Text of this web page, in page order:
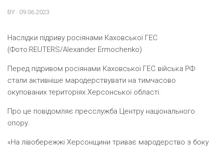
BY · 09.06.2023
Наслідки підриву росіянами Каховської ГЕС
(Фото:REUTERS/Alexander Ermochenko)
Перед підривом росіянами Каховської ГЕС війська РФ
стали активніше мародерствувати на тимчасово
окупованих територіях Херсонської області.
Про це повідомляє пресслужба Центру національного
опору.
«На лівобережжі Херсонщини триває мародерство з боку